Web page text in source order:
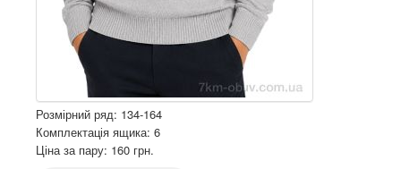
Розмірний ряд: 134-164
Комплектація ящика: 6
Ціна за пару: 160 грн.